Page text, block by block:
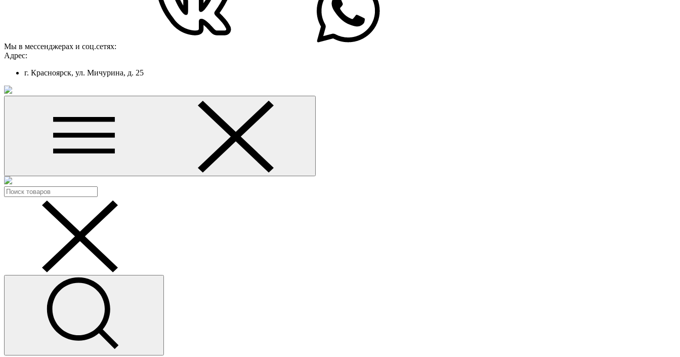
Мы в мессенджерах и соц.сетях:
Адрес:
г. Красноярск, ул. Мичурина, д. 25